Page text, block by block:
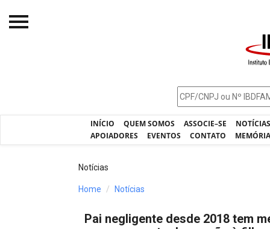
INÍCIO QUEM SOMOS ASSOCIE–SE
APOIADORES
EVENTOS CONTATO
Notícias
Home Notícias
Pai negligente desde 2018 tem